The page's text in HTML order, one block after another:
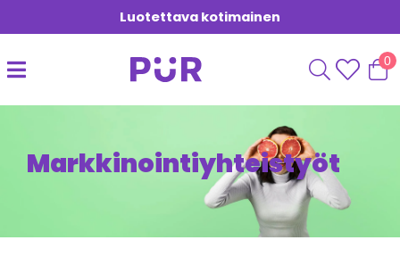
Luotettava kotimainen
0
Markkinointiyhteistyöt